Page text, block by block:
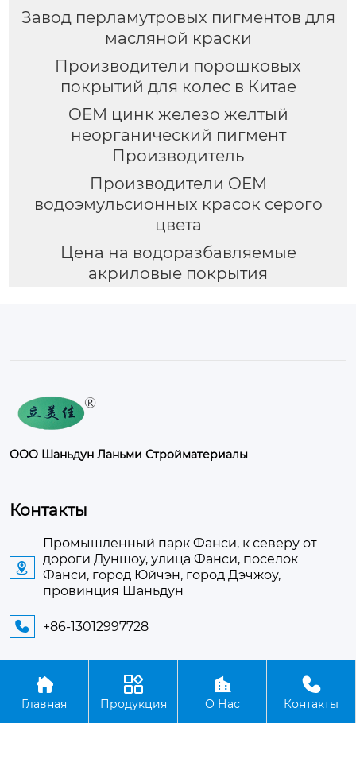
Завод перламутровых пигментов для
масляной краски
Производители порошковых
покрытий для колес в Китае
OEM цинк железо желтый
неорганический пигмент
Производитель
Производители OEM
водоэмульсионных красок серого
цвета
Цена на водоразбавляемые
акриловые покрытия
ООО Шаньдун Ланьми Стройматериалы
Контакты

Промышленный парк Фанси, к северу от
дороги Дуншоу, улица Фанси, поселок
Фанси, город Юйчэн, город Дэчжоу,
провинция Шаньдун
 +86-13012997728
Авторское право©ООО Шаньдун Ланьми
Стройматериалы

Главная

Продукция

О Нас

Контакты